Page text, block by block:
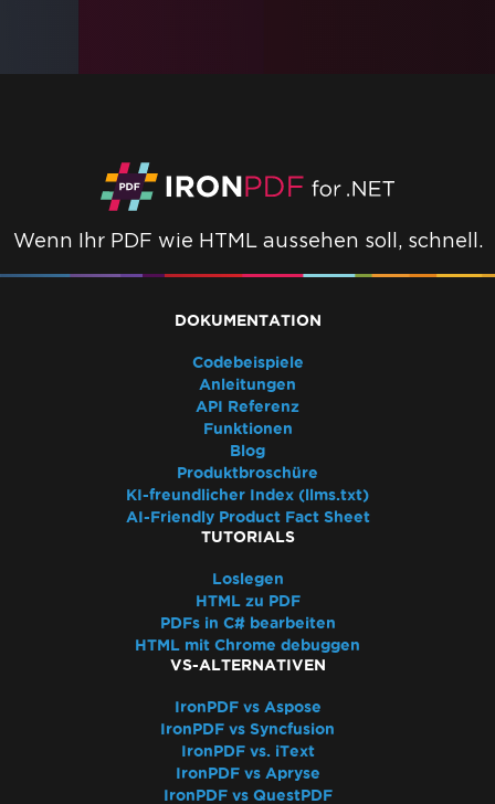
Wenn Ihr PDF wie HTML aussehen soll, schnell.
DOKUMENTATION
Codebeispiele
Anleitungen
API Referenz
Funktionen
Blog
Produktbroschüre
KI-freundlicher Index (llms.txt)
AI-Friendly Product Fact Sheet
TUTORIALS
Loslegen
HTML zu PDF
PDFs in C# bearbeiten
HTML mit Chrome debuggen
VS-ALTERNATIVEN
IronPDF vs Aspose
IronPDF vs Syncfusion
IronPDF vs. iText
IronPDF vs Apryse
IronPDF vs QuestPDF